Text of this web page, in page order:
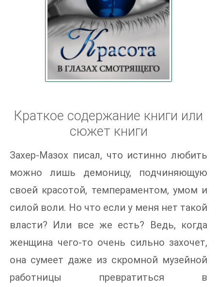
Краткое содержание книги или
сюжет книги
Захер-Мазох писал, что истинно любить
можно лишь демоницу, подчиняющую
своей красотой, темпераментом, умом и
силой воли. Но что если у меня нет такой
власти? Или все же есть? Ведь, когда
женщина чего-то очень сильно захочет,
она сумеет даже из скромной музейной
работницы превратиться в